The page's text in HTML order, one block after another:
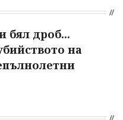
бял дроб...
на